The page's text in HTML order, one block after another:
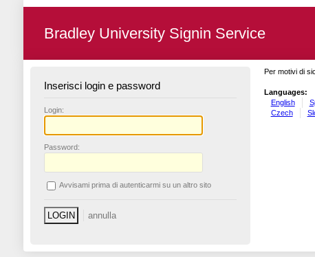
Bradley University Signin Service
Inserisci login e password
L ogin:
Password:
Avvisami prima di autenticarmi su un altro sito
Per motivi di
Languages:
English
Czech